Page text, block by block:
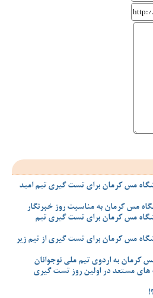
مس کرمان برای تست گیری تیم امید
مس کرمان به مناسبت روز خبرنگار
مس کرمان برای تست گیری تیم
مس کرمان برای تست گیری از تیم زیر
کرمان به اردوی تیم ملی نوجوانان
مستعد در اولین روز تست گیری